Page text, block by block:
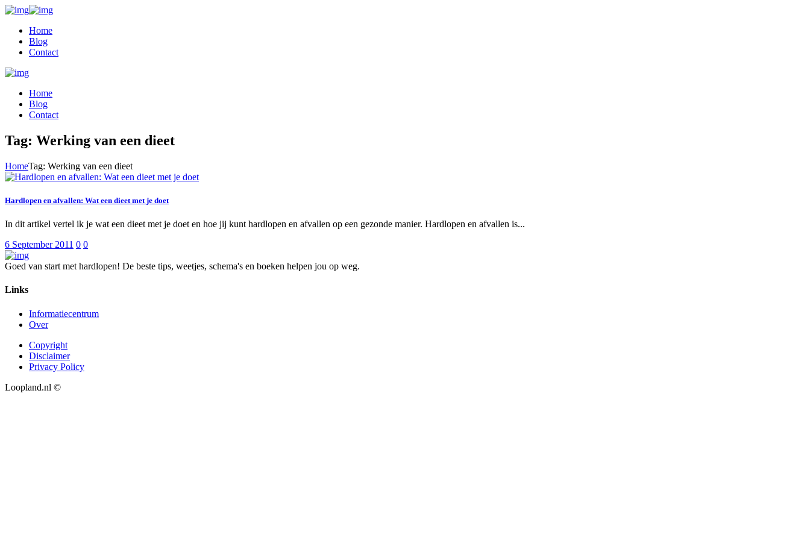
Home
Blog
Contact
Home
Blog
Contact
Tag: Werking van een dieet
HomeTag: Werking van een dieet
Hardlopen en afvallen: Wat een dieet met je doet
In dit artikel vertel ik je wat een dieet met je doet en hoe jij kunt hardlopen en afvallen op een gezonde manier. Hardlopen en afvallen is...
6 September 2011 0 0
Goed van start met hardlopen! De beste tips, weetjes, schema's en boeken helpen jou op weg.
Links
Informatiecentrum
Over
Copyright
Disclaimer
Privacy Policy
Loopland.nl ©